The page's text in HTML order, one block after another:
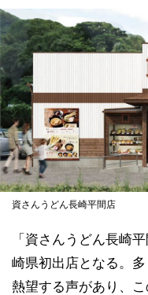
資さんうどん長崎平間店
「資さんうどん長崎
崎県初出店となる。
熱望する声があり、こ